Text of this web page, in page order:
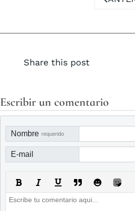
Share this post
Escribir un comentario
Nombre requerido
E-mail